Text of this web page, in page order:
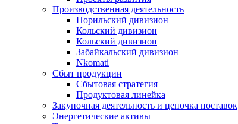
Производственная деятельность
Норильский дивизион
Кольский дивизион
Кольский дивизион
Забайкальский дивизион
Nkomati
Сбыт продукции
Сбытовая стратегия
Продуктовая линейка
Закупочная деятельность и цепочка поставок
Энергетические активы